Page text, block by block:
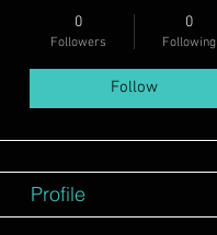
0
Followers
0
Following
Follow
Profile